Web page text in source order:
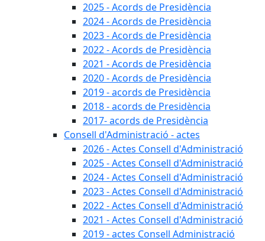
2025 - Acords de Presidència
2024 - Acords de Presidència
2023 - Acords de Presidència
2022 - Acords de Presidència
2021 - Acords de Presidència
2020 - Acords de Presidència
2019 - acords de Presidència
2018 - acords de Presidència
2017- acords de Presidència
Consell d'Administració - actes
2026 - Actes Consell d'Administració
2025 - Actes Consell d'Administració
2024 - Actes Consell d'Administració
2023 - Actes Consell d'Administració
2022 - Actes Consell d'Administració
2021 - Actes Consell d'Administració
2019 - actes Consell Administració